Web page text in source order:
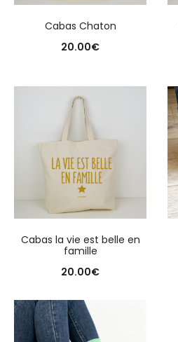
Cabas Chaton
20.00€
Cabas la vie est belle en
famille
20.00€